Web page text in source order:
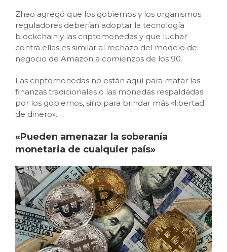
Zhao agregó que los gobiernos y los organismos
reguladores deberían adoptar la tecnología
blockchain y las criptomonedas y que luchar
contra ellas es similar al rechazo del modelo de
negocio de Amazon a comienzos de los 90.
Las criptomonedas no están aquí para matar las
finanzas tradicionales o las monedas respaldadas
por los gobiernos, sino para brindar más «libertad
de dinero».
«Pueden amenazar la soberanía
monetaria de cualquier país»